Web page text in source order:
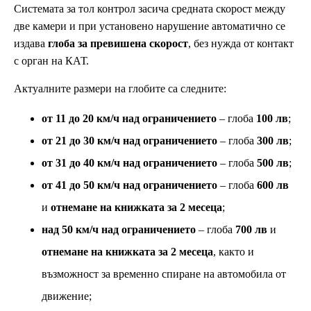
Системата за тол контрол засича средната скорост между
две камери и при установено нарушение автоматично се
издава глоба за превишена скорост, без нужда от контакт
с орган на КАТ.
Актуалните размери на глобите са следните:
от 11 до 20 км/ч над ограничението – глоба 100 лв;
от 21 до 30 км/ч над ограничението – глоба 300 лв;
от 31 до 40 км/ч над ограничението – глоба 500 лв;
от 41 до 50 км/ч над ограничението – глоба 600 лв
и отнемане на книжката за 2 месеца;
над 50 км/ч над ограничението – глоба 700 лв и
отнемане на книжката за 2 месеца, както и
възможност за временно спиране на автомобила от
движение;